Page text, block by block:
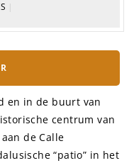
|
en in de buurt van
centrum van
de Calle
“patio” in het